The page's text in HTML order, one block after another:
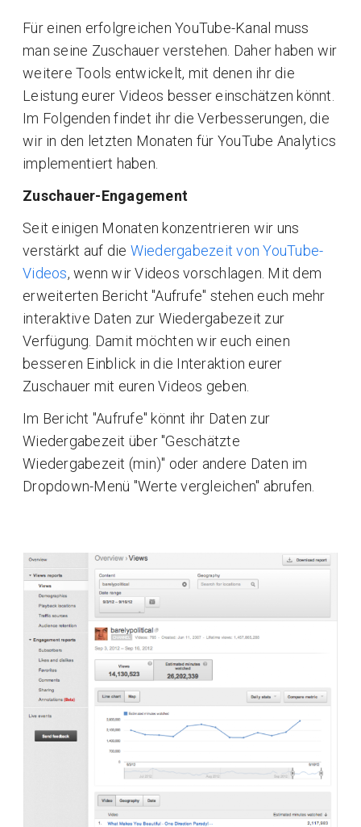
Für einen erfolgreichen YouTube-Kanal muss
man seine Zuschauer verstehen. Daher haben wir
weitere Tools entwickelt, mit denen ihr die
Leistung eurer Videos besser einschätzen könnt.
Im Folgenden findet ihr die Verbesserungen, die
wir in den letzten Monaten für YouTube Analytics
implementiert haben.
Zuschauer-Engagement
Seit einigen Monaten konzentrieren wir uns
verstärkt auf die Wiedergabezeit von YouTube-
Videos, wenn wir Videos vorschlagen. Mit dem
erweiterten Bericht "Aufrufe" stehen euch mehr
interaktive Daten zur Wiedergabezeit zur
Verfügung. Damit möchten wir euch einen
besseren Einblick in die Interaktion eurer
Zuschauer mit euren Videos geben.
Im Bericht "Aufrufe" könnt ihr Daten zur
Wiedergabezeit über "Geschätzte
Wiedergabezeit (min)" oder andere Daten im
Dropdown-Menü "Werte vergleichen" abrufen.